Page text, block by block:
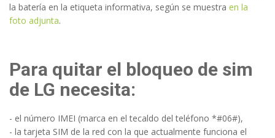
la batería en la etiqueta informativa, según se muestra en la
foto adjunta.
Para quitar el bloqueo de sim
de LG necesita:
- el número IMEI (marca en el tecaldo del teléfono *#06#),
- la tarjeta SIM de la red con la que actualmente funciona el